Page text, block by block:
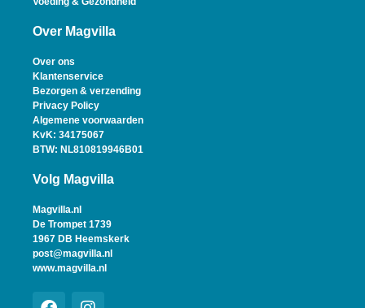
Over Magvilla
Over ons
Klantenservice
Bezorgen & verzending
Privacy Policy
Algemene voorwaarden
KvK: 34175067
BTW: NL810819946B01
Volg Magvilla
Magvilla.nl
De Trompet 1739
1967 DB Heemskerk
post@magvilla.nl
www.magvilla.nl